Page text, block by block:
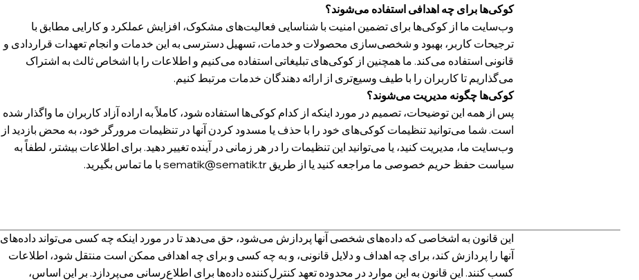
کوکی‌ها برای چه اهدافی استفاده می‌شوند؟
وب‌سایت ما از کوکی‌ها برای تضمین امنیت با شناسایی فعالیت‌های مشکوک، افزایش عملکرد و کارایی مطابق با
ترجیحات کاربر، بهبود و شخصی‌سازی محصولات و خدمات، تسهیل دسترسی به این خدمات و انجام تعهدات قراردادی و
قانونی استفاده می‌کند. ما همچنین از کوکی‌های تبلیغاتی استفاده می‌کنیم و اطلاعات را با اشخاص ثالث به اشتراک
می‌گذاریم تا کاربران را با طیف وسیع‌تری از ارائه دهندگان خدمات مرتبط کنیم.
کوکی‌ها چگونه مدیریت می‌شوند؟
پس از همه این توضیحات، تصمیم در مورد اینکه از کدام کوکی‌ها استفاده شود، کاملاً به اراده آزاد کاربران ما واگذار شده
است. شما می‌توانید تنظیمات کوکی‌های خود را با حذف یا مسدود کردن آنها در تنظیمات مرورگر خود، به محض بازدید از
وب‌سایت ما، مدیریت کنید، یا می‌توانید این تنظیمات را در هر زمانی در آینده تغییر دهید. برای اطلاعات بیشتر، لطفاً به
سیاست حفظ حریم خصوصی ما مراجعه کنید یا از طریق sematik@sematik.trبا ما تماس بگیرید.
این قانون به اشخاصی که داده‌های شخصی آنها پردازش می‌شود، حق می‌دهد تا در مورد اینکه چه کسی می‌تواند داده‌های
آنها را پردازش کند، برای چه اهداف و دلایل قانونی، و به چه کسی و برای چه اهدافی ممکن است منتقل شود، اطلاعات
کسب کنند. این قانون به این موارد در محدوده تعهد کنترل‌کننده داده‌ها برای اطلاع‌رسانی می‌پردازد. بر این اساس،